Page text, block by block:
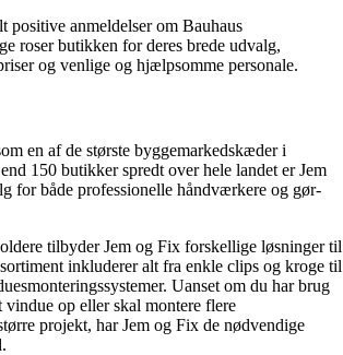
positive anmeldelser om Bauhaus
roser butikken for deres brede udvalg,
og venlige og hjælpsomme personale.
en af de største byggemarkedskæder i
150 butikker spredt over hele landet er Jem
for både professionelle håndværkere og gør-
tilbyder Jem og Fix forskellige løsninger til
inkluderer alt fra enkle clips og kroge til
Uanset om du har brug
op eller skal montere flere
projekt, har Jem og Fix de nødvendige